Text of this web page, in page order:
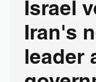
Israel
Iran's
leader